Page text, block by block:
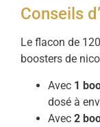
Conseils
Le flacon de
boosters de
Avec 1
dosé à
Avec 2